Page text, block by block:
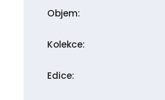
Objem:
Kolekce:
Edice: